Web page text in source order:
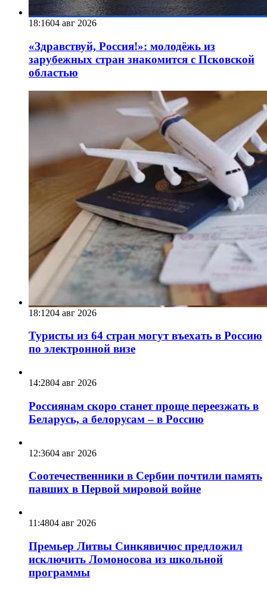
18:1604 авг 2026
«Здравствуй, Россия!»: молодёжь из
зарубежных стран знакомится с Псковской
областью
18:1204 авг 2026
Туристы из 64 стран могут въехать в Россию
по электронной визе
14:2804 авг 2026
Россиянам скоро станет проще переезжать в
Беларусь, а белорусам – в Россию
12:3604 авг 2026
Соотечественники в Сербии почтили память
павших в Первой мировой войне
11:4804 авг 2026
Премьер Литвы Синкявичюс предложил
исключить Ломоносова из школьной
программы